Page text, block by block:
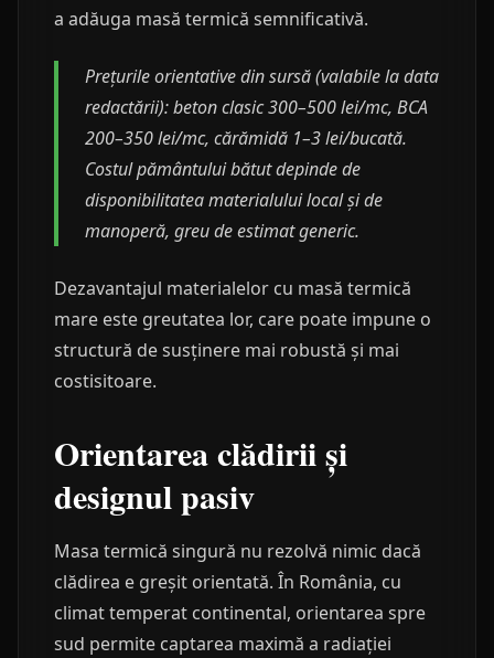
a adăuga masă termică semnificativă.
Prețurile orientative din sursă (valabile la data
redactării): beton clasic 300–500 lei/mc, BCA
200–350 lei/mc, cărămidă 1–3 lei/bucată.
Costul pământului bătut depinde de
disponibilitatea materialului local și de
manoperă, greu de estimat generic.
Dezavantajul materialelor cu masă termică
mare este greutatea lor, care poate impune o
structură de susținere mai robustă și mai
costisitoare.
Orientarea clădirii și
designul pasiv
Masa termică singură nu rezolvă nimic dacă
clădirea e greșit orientată. În România, cu
climat temperat continental, orientarea spre
sud permite captarea maximă a radiației